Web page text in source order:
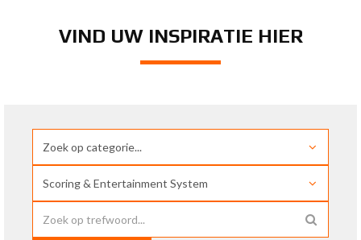
VIND UW INSPIRATIE HIER